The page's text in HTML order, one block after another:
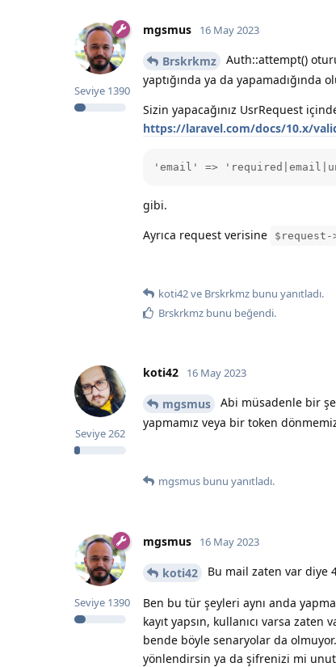
mgsmus
Seviye 1390
16 May 2023
Brskrkmz
Auth::attempt()
yaptığında ya da yapamadığında
Sizin yapacağınız UsrRequest
https://laravel.com/docs/10.x/
'email' =>
gibi.
Ayrıca request verisine
$request-
koti42ve Brskrkmz bunu yanıtladı.
Brskrkmz bunu beğendi.
koti42
Seviye262
16 May 2023
mgsmus
Abi müsadenle bir
yapmamız veya bir token
mgsmus bunu yanıtladı.
mgsmus
Seviye 1390
16 May 2023
koti42 Bu mail zaten var diye
Ben bu tür şeyleri aynı anda
kayıt yapsın, kullanıcı varsa
bende böyle senaryolar da
yönlendirsin ya da şifrenizi mi